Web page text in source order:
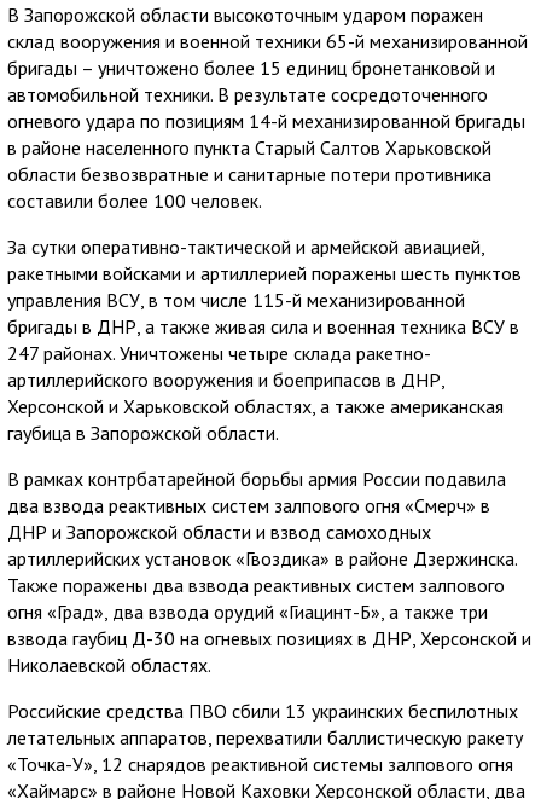
В Запорожской области высокоточным ударом поражен
склад вооружения и военной техники 65-й механизированной
бригады – уничтожено более 15 единиц бронетанковой и
автомобильной техники. В результате сосредоточенного
огневого удара по позициям 14-й механизированной бригады
в районе населенного пункта Старый Салтов Харьковской
области безвозвратные и санитарные потери противника
составили более 100 человек.
За сутки оперативно-тактической и армейской авиацией,
ракетными войсками и артиллерией поражены шесть пунктов
управления ВСУ, в том числе 115-й механизированной
бригады в ДНР, а также живая сила и военная техника ВСУ в
247 районах. Уничтожены четыре склада ракетно-
артиллерийского вооружения и боеприпасов в ДНР,
Херсонской и Харьковской областях, а также американская
гаубица в Запорожской области.
В рамках контрбатарейной борьбы армия России подавила
два взвода реактивных систем залпового огня «Смерч» в
ДНР и Запорожской области и взвод самоходных
артиллерийских установок «Гвоздика» в районе Дзержинска.
Также поражены два взвода реактивных систем залпового
огня «Град», два взвода орудий «Гиацинт-Б», а также три
взвода гаубиц Д-30 на огневых позициях в ДНР, Херсонской и
Николаевской областях.
Российские средства ПВО сбили 13 украинских беспилотных
летательных аппаратов, перехватили баллистическую ракету
«Точка-У», 12 снарядов реактивной системы залпового огня
«Хаймарс» в районе Новой Каховки Херсонской области, два